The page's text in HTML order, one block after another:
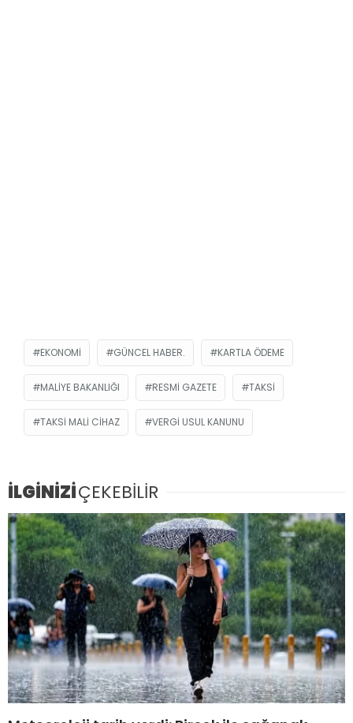
EKONOMI GÜNCEL HABER. KARTLA ÖDEME
MALIYE BAKANLIĞI RESMİ GAZETE TAKSI
TAKSI MALI CIHAZ VERGI USUL KANUNU
İLGİNİZİÇEKEBİLİR